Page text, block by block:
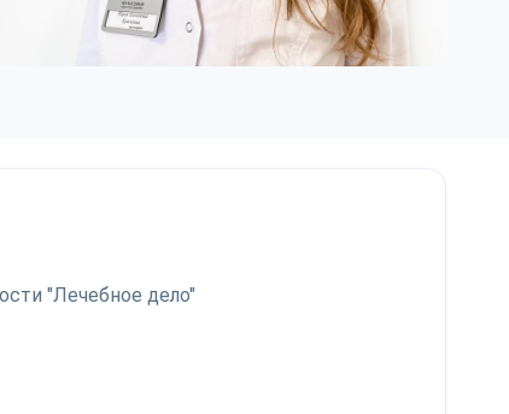
"Лечебное дело"